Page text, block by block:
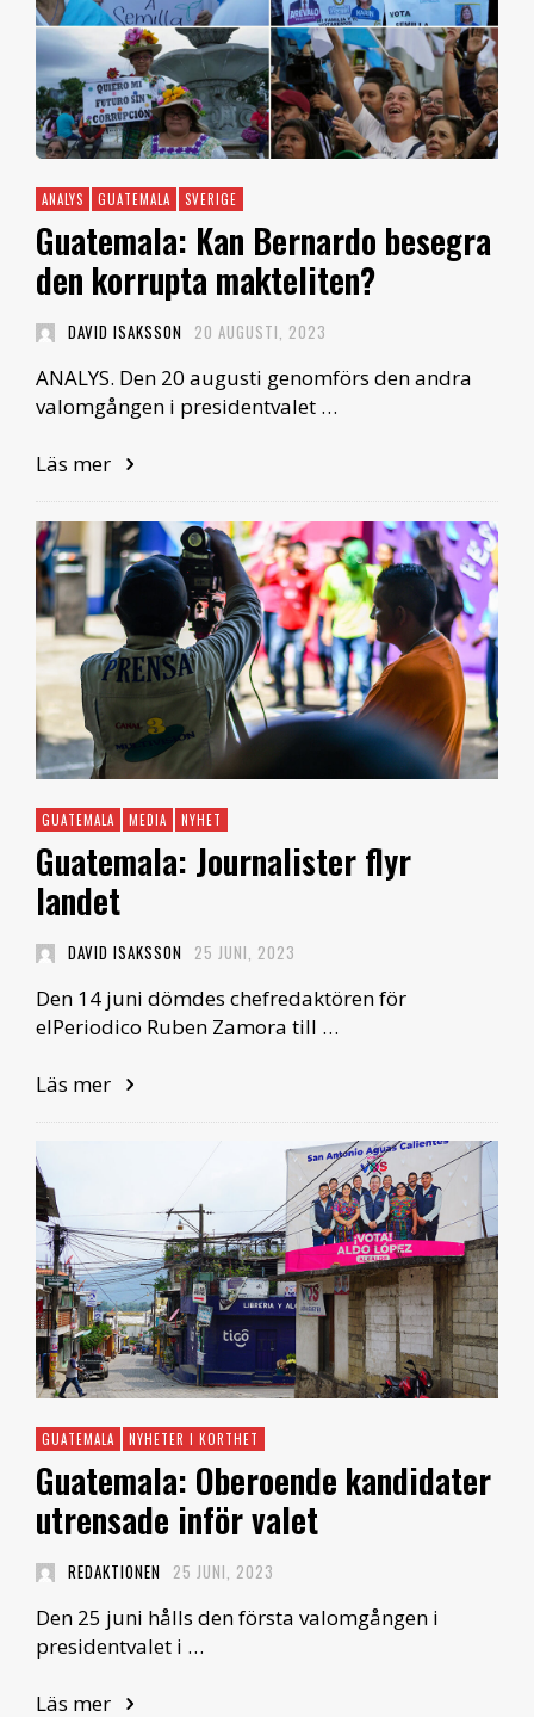
ANALYS GUATEMALA SVERIGE
Guatemala: Kan Bernardo besegra
den korrupta makteliten?
DAVID ISAKSSON 20 AUGUSTI, 2023
ANALYS. Den 20 augusti genomförs den andra
valomgången i presidentvalet …
Läs mer
GUATEMALA MEDIA NYHET
Guatemala: Journalister flyr
landet
DAVID ISAKSSON 25 JUNI, 2023
Den 14 juni dömdes chefredaktören för
elPeriodico Ruben Zamora till …
Läs mer
GUATEMALA NYHETER I KORTHET
Guatemala: Oberoende kandidater
utrensade inför valet
REDAKTIONEN 25 JUNI, 2023
Den 25 juni hålls den första valomgången i
presidentvalet i …
Läs mer